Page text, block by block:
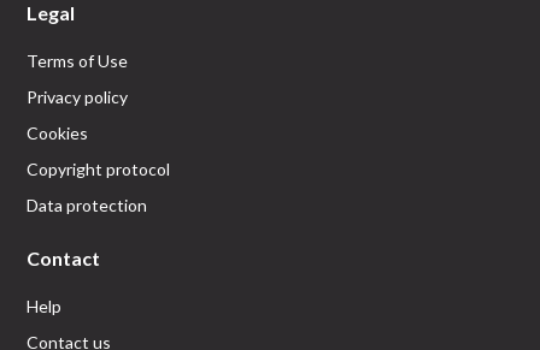
Legal
Terms of Use
Privacy policy
Cookies
Copyright protocol
Data protection
Contact
Help
Contact us